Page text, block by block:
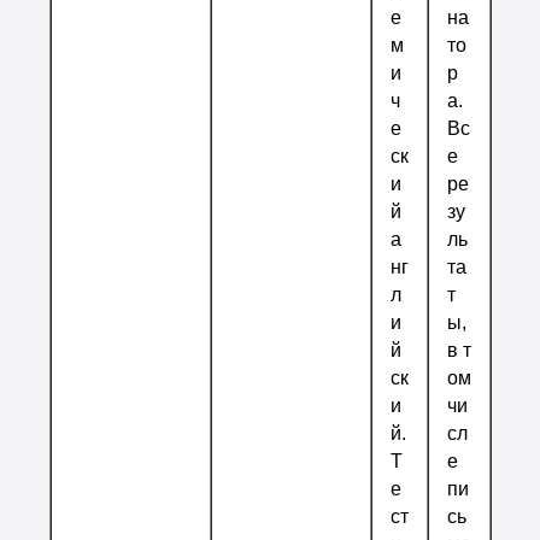
е
м
и
ч
е
ск
и
й
а
нг
л
и
й
ск
и
й.
Т
е
ст
на
то
р
а.
Вс
е
ре
зу
ль
та
т
ы,
в т
ом
чи
сл
е
пи
сь